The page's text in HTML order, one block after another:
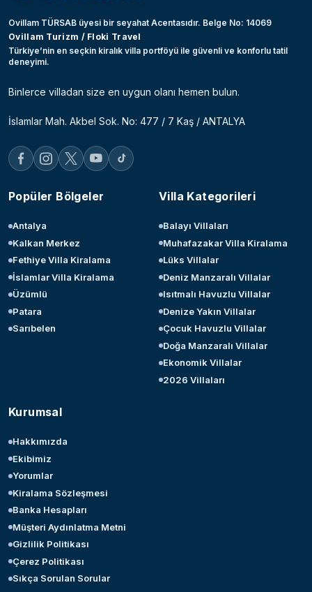
Ovillam TÜRSAB üyesi bir seyahat Acentasıdır. Belge No: 14069
Ovillam Turizm / Floki Travel
Türkiye’nin en seçkin kiralık villa portföyü ile güvenli ve konforlu tatil
deneyimi.
Binlerce villadan size en uygun olanı hemen bulun.
İslamlar Mah. Akbel Sok. No: 477 / 7 Kaş / ANTALYA
Popüler Bölgeler
Antalya
Kalkan Merkez
Fethiye Villa Kiralama
İslamlar Villa Kiralama
Üzümlü
Patara
Sarıbelen
Villa Kategorileri
Balayı Villaları
Muhafazakar Villa Kiralama
Lüks Villalar
Deniz Manzaralı Villalar
Isıtmalı Havuzlu Villalar
Denize Yakın Villalar
Çocuk Havuzlu Villalar
Doğa Manzaralı Villalar
Ekonomik Villalar
2026 Villaları
Kurumsal
Hakkımızda
Ekibimiz
Yorumlar
Kiralama Sözleşmesi
Banka Hesapları
Müşteri Aydınlatma Metni
Gizlilik Politikası
Çerez Politikası
Sıkça Sorulan Sorular